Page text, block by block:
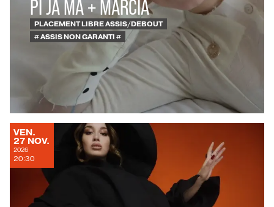
PI JA MA + MARCIA
PLACEMENT LIBRE ASSIS/DEBOUT
# ASSIS NON GARANTI #
VENDREDI
VEN.
27 NOVEMBRE
NOV.
2026
20:30